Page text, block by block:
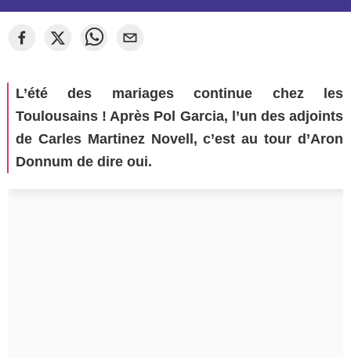
L’été des mariages continue chez les
Toulousains ! Après Pol Garcia, l’un des adjoints
de Carles Martinez Novell, c’est au tour d’Aron
Donnum de dire oui.